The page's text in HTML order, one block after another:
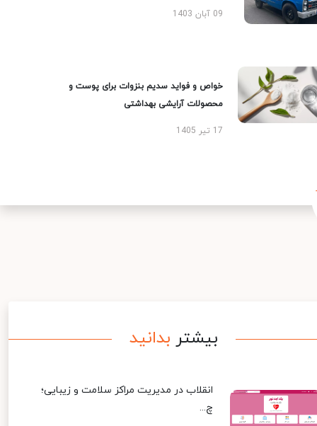
09 آبان 1403
خواص و فواید سدیم بنزوات برای پوست و
محصولات آرایشی بهداشتی
17 تیر 1405
بیشتر بدانید
انقلاب در مدیریت مراکز سلامت و زیبایی؛
چ...